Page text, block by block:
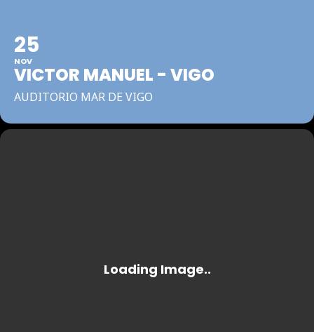
25
NOV
VICTOR MANUEL - VIGO
AUDITORIO MAR DE VIGO